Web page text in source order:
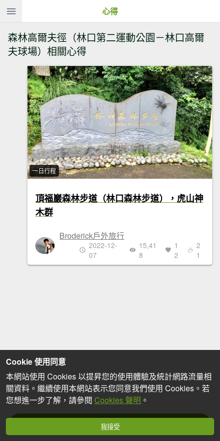
心得
森林高爾夫徑（林口第二運動公園－林口高爾
夫球場）相關心得
一日行程
頂福巖森林步道（林口森林步道），虎山神
木群
Broderick戶外旅行
2022-12-
07
15,41
8
1
2
2
1
分享心得
Cookie 使用同意
本網站使用 Cookies 以提昇您的使用體驗及統計網路流量相
關資料。繼續使用本網站表示您同意我們使用 Cookies。若
您想進一步了解，請參閱 Cookies 聲明 。
我接受